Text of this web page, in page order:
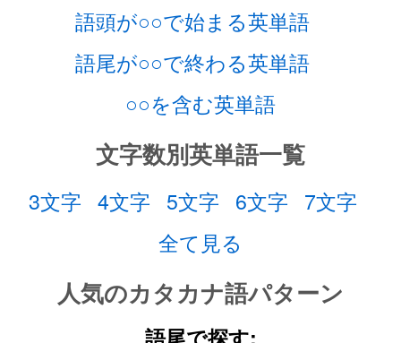
語頭が○○で始まる英単語
語尾が○○で終わる英単語
○○を含む英単語
文字数別英単語一覧
3文字 4文字 5文字 6文字 7文字
全て見る
人気のカタカナ語パターン